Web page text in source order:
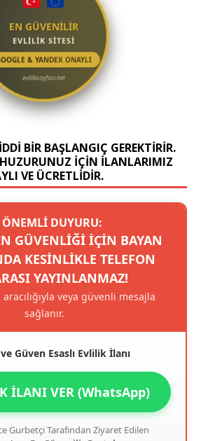
EN GÜVENİLİR
EVLİLİK SİTESİ
& YANDEX ONAYLI
evliliksayfasi.net
BIR BAŞLANGIÇ GEREKTIRIR.
IÇIN ILANLARIMIZ
VE ÜCRETLIDIR.
ÖNEMLİ DUYURU:
GÜVENLIĞI IÇIN BAYAN
KESINLIKLE TELEFON
YAYINLANMAZ!
veya güvenli mesajla
sağlanır.
Güven Esaslı Evlilik İlanı
İLANI VER (WhatsApp)
Gurbetçi Tarafından Ziyaret Edilen